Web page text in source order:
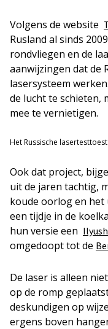
Volgens de website
Rusland al sinds
rondvliegen en de
aanwijzingen dat de
lasersysteem
de lucht te schieten,
mee te vernietigen.
Het Russische
Ook dat project,
uit de jaren tachtig,
koude oorlog en het
een tijdje in de
hun versie een
omgedoopt tot de
De laser is alleen
op de romp
deskundigen op
ergens boven